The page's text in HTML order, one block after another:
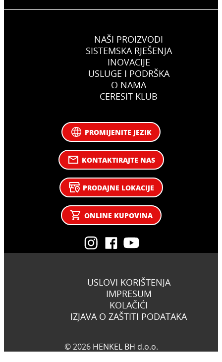
NAŠI PROIZVODI
SISTEMSKA RJEŠENJA
INOVACIJE
USLUGE I PODRŠKA
O NAMA
CERESIT KLUB
PROMIJENITE JEZIK
KONTAKTIRAJTE NAS
PRODAJNE LOKACIJE
ONLINE KUPOVINA
USLOVI KORIŠTENJA
IMPRESUM
KOLAČIĆI
IZJAVA O ZAŠTITI PODATAKA
© 2026 HENKEL BH d.o.o.